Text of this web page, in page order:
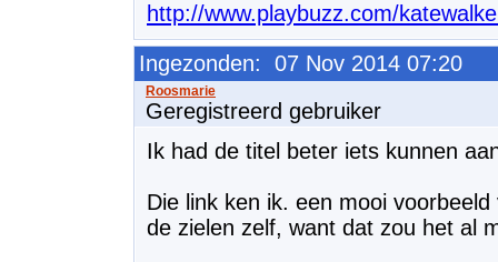
http://www.playbuzz.com/
Ingezonden: 07 Nov 2014 07:20
Geregistreerd gebruiker
Ik had de titel beter iets kunnen
Die link ken ik. een mooi
de zielen zelf, want dat zou het al